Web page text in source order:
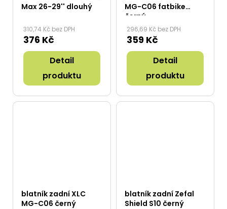
Max 26-29'' dlouhý
310,74 Kč bez DPH
376 Kč
Detail
produktu
MG-C06 fatbike
černý
296,69 Kč bez DPH
359 Kč
Detail
produktu
blatník zadní XLC
MG-C06 černý
blatník zadní Zefal
Shield S10 černý